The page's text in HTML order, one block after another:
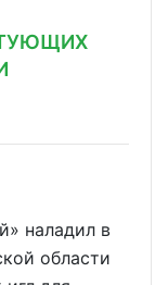
наладил в
области